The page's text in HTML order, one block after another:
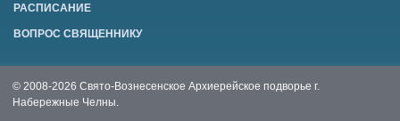
РАСПИСАНИЕ
ВОПРОС СВЯЩЕННИКУ
© 2008-2026 Свято-Вознесенское Архиерейское подворье г.
Набережные Челны.